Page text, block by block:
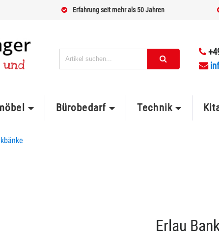
Erfahrung seit mehr als 50 Jahren
Bürobedarf Technik
Erlau